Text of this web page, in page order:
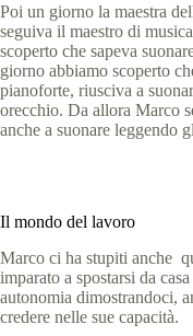
Poi un giorno la maestra
seguiva il maestro di
scoperto che sapeva
giorno abbiamo scoperto
pianoforte, riusciva a
orecchio. Da allora Marco
anche a suonare leggendo
Il mondo del lavoro
Marco ci ha stupiti anche
imparato a spostarsi da
autonomia dimostrandoci,
credere nelle sue capacità.